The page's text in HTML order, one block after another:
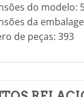
do modelo:
da
de peças: 393